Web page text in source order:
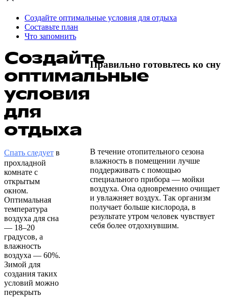
Создайте оптимальные условия для отдыха
Составьте план
Что запомнить
Создайте
оптимальные
условия
для
отдыха
Правильно готовьтесь ко сну
Спать следует в
прохладной
комнате с
открытым
окном.
Оптимальная
температура
воздуха для сна
— 18–20
градусов, а
влажность
воздуха — 60%.
Зимой для
создания таких
условий можно
перекрыть
В течение отопительного сезона
влажность в помещении лучше
поддерживать с помощью
специального прибора — мойки
воздуха. Она одновременно очищает
и увлажняет воздух. Так организм
получает больше кислорода, в
результате утром человек чувствует
себя более отдохнувшим.